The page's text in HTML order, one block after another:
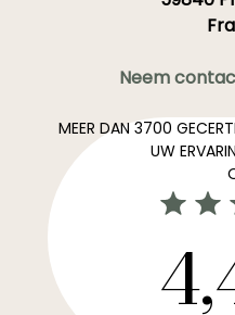
Neem
MEER DAN 3700
UW